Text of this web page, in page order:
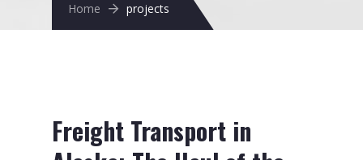
Home
projects
26
Freight Transport in